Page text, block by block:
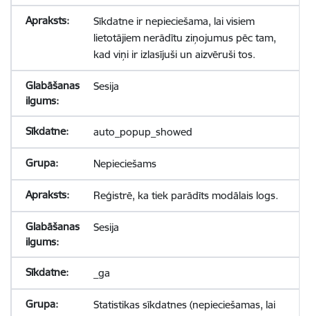
Sīkdatne ir nepieciešama, lai visiem
lietotājiem nerādītu ziņojumus pēc tam,
kad viņi ir izlasījuši un aizvēruši tos.
Sesija
auto_popup_showed
Nepieciešams
Reģistrē, ka tiek parādīts modālais logs.
Sesija
_ga
Statistikas sīkdatnes (nepieciešamas, lai